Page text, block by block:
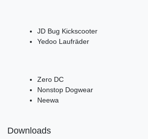
JD Bug Kickscooter
Yedoo Laufräder
Zero DC
Nonstop Dogwear
Neewa
Downloads